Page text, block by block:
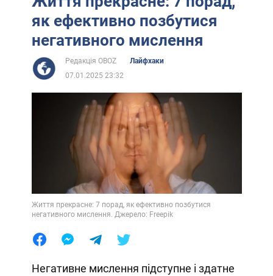
як ефективно позбутися
негативного мислення
Редакція OBOZ
Лайфхаки
07.01.2025 23:32
Життя прекрасне: 7 порад, як ефективно позбутися
негативного мислення. Джерело: Freepik
Негативне мислення підступне і здатне